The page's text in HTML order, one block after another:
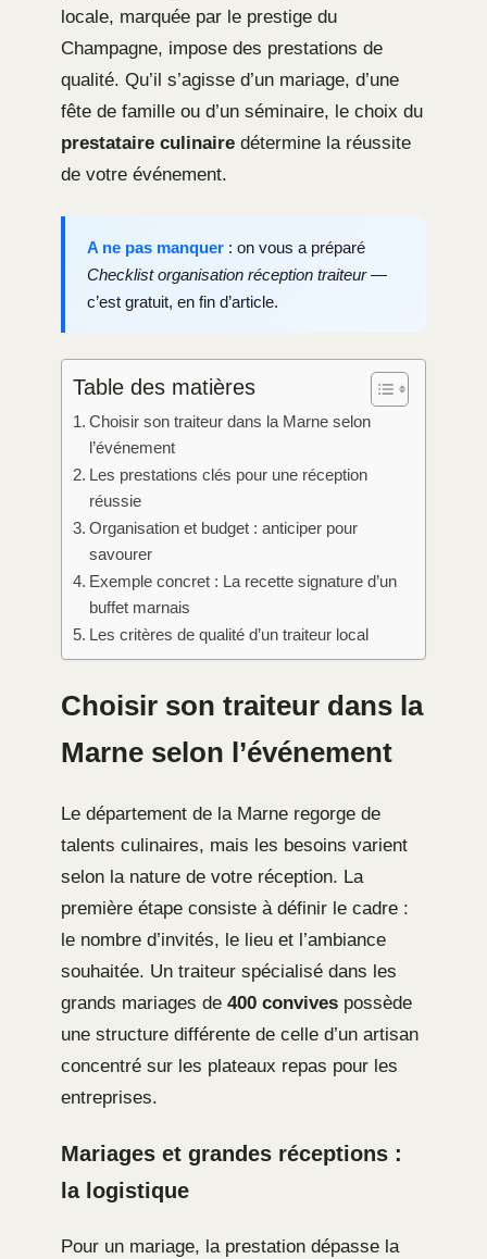
locale, marquée par le prestige du
Champagne, impose des prestations de
qualité. Qu’il s’agisse d’un mariage, d’une
fête de famille ou d’un séminaire, le choix du
prestataire culinaire détermine la réussite
de votre événement.
A ne pas manquer : on vous a préparé
Checklist organisation réception traiteur—
c’est gratuit, en fin d’article.
Table des matières
Choisir son traiteur dans la Marne selon
l’événement
Les prestations clés pour une réception
réussie
Organisation et budget : anticiper pour
savourer
Exemple concret : La recette signature d’un
buffet marnais
Les critères de qualité d’un traiteur local
Choisir son traiteur dans la
Marne selon l’événement
Le département de la Marne regorge de
talents culinaires, mais les besoins varient
selon la nature de votre réception. La
première étape consiste à définir le cadre :
le nombre d’invités, le lieu et l’ambiance
souhaitée. Un traiteur spécialisé dans les
grands mariages de 400 convives possède
une structure différente de celle d’un artisan
concentré sur les plateaux repas pour les
entreprises.
Mariages et grandes réceptions :
la logistique
Pour un mariage, la prestation dépasse la